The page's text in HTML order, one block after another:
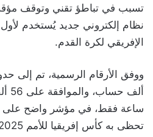
تسبب في تباطؤ تقني وتوقف
نظام إلكتروني جديد يُستخدم لأول
الإفريقي لكرة القدم.
ساعة فقط، في مؤشر واضح على
تحظى به كأس إفريقيا للأمم 2025 بالمغرب.